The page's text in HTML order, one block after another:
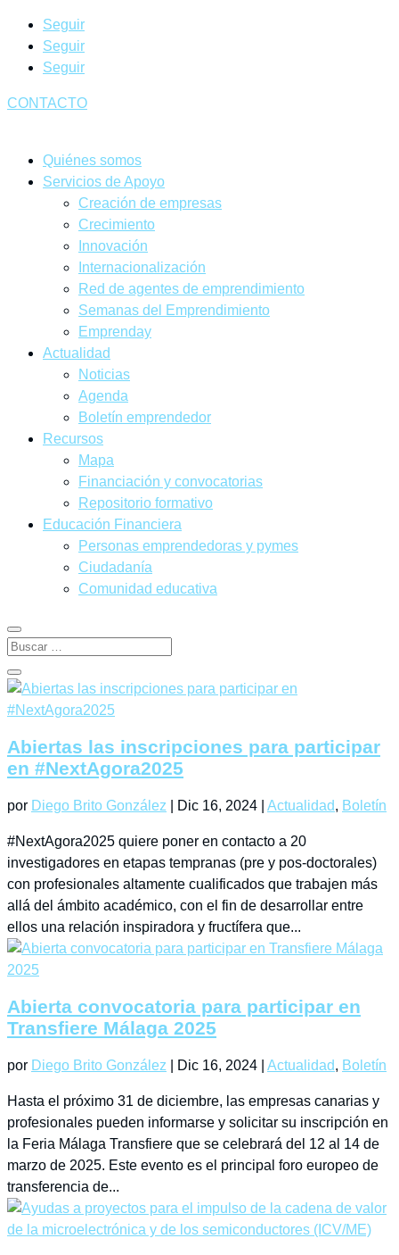
Seguir
Seguir
Seguir
CONTACTO
Quiénes somos
Servicios de Apoyo
Creación de empresas
Crecimiento
Innovación
Internacionalización
Red de agentes de emprendimiento
Semanas del Emprendimiento
Emprenday
Actualidad
Noticias
Agenda
Boletín emprendedor
Recursos
Mapa
Financiación y convocatorias
Repositorio formativo
Educación Financiera
Personas emprendedoras y pymes
Ciudadanía
Comunidad educativa
Abiertas las inscripciones para participar
en #NextAgora2025
por Diego Brito González Dic 16, 2024 Actualidad, Boletín
#NextAgora2025 quiere poner en contacto a 20
investigadores en etapas tempranas (pre y pos-doctorales)
con profesionales altamente cualificados que trabajen más
allá del ámbito académico, con el fin de desarrollar entre
ellos una relación inspiradora y fructífera que...
Abierta convocatoria para participar en
Transfiere Málaga 2025
por Diego Brito González Dic 16, 2024 Actualidad, Boletín
Hasta el próximo 31 de diciembre, las empresas canarias y
profesionales pueden informarse y solicitar su inscripción en
la Feria Málaga Transfiere que se celebrará del 12 al 14 de
marzo de 2025. Este evento es el principal foro europeo de
transferencia de...